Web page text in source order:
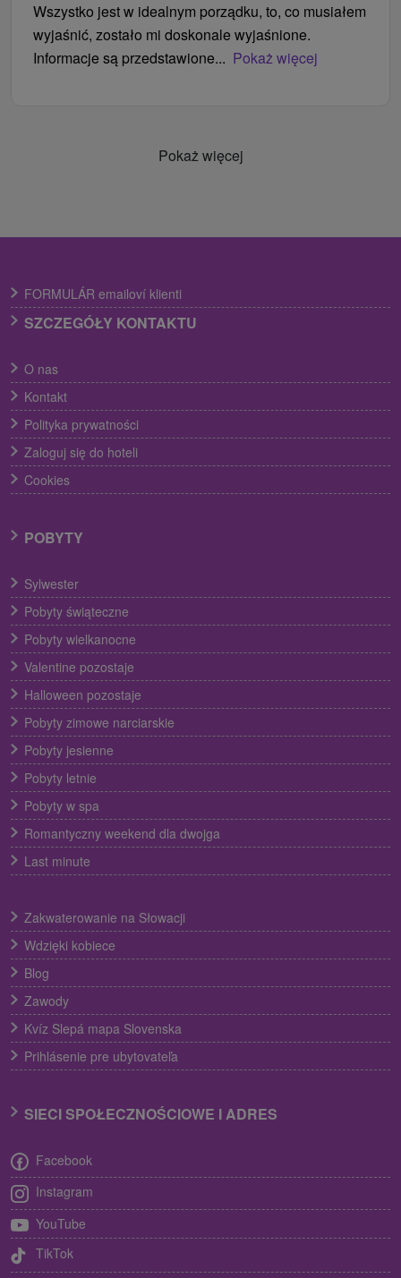
Wszystko jest w idealnym porządku, to, co musiałem
wyjaśnić, zostało mi doskonale wyjaśnione.
Informacje są przedstawione... Pokaż więcej
Pokaż więcej
FORMULÁR emailoví klienti
SZCZEGÓŁY KONTAKTU
O nas
Kontakt
Polityka prywatności
Zaloguj się do hoteli
Cookies
POBYTY
Sylwester
Pobyty świąteczne
Pobyty wielkanocne
Valentine pozostaje
Halloween pozostaje
Pobyty zimowe narciarskie
Pobyty jesienne
Pobyty letnie
Pobyty w spa
Romantyczny weekend dla dwojga
Last minute
Zakwaterowanie na Słowacji
Wdzięki kobiece
Blog
Zawody
Kvíz Slepá mapa Slovenska
Prihlásenie pre ubytovateľa
SIECI SPOŁECZNOŚCIOWE I ADRES
Facebook
Instagram
YouTube
TikTok